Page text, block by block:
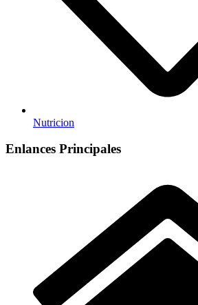
Nutricion
Enlances Principales